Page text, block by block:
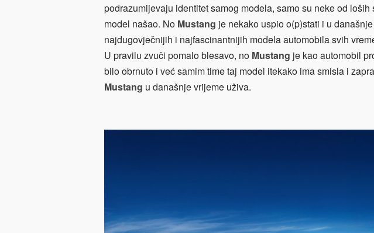
podrazumijevaju identitet samog modela, samo su neke od
model našao. No Mustang je nekako uspio o(p)stati i u
najdugovječnijih i najfascinantnijih modela automobila svih
U pravilu zvuči pomalo blesavo, no Mustang je kao automobil
bilo obrnuto i već samim time taj model itekako ima smisla i
Mustang u današnje vrijeme uživa.